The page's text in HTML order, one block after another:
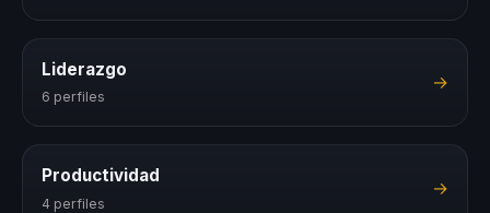
Liderazgo
6 perfiles
→
Productividad
4 perfiles
→